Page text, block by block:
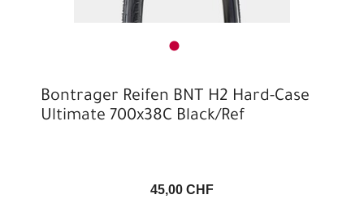
Bontrager Reifen BNT H2 Hard-Case
Ultimate 700x38C Black/Ref
45,00 CHF